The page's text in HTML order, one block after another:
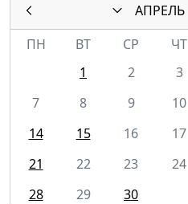
АПРЕЛЬ
ПН
ВТ СР ЧТ
1
2 3
7
8 9 10
14
15 16 17
21
22 23 24
28
29 30